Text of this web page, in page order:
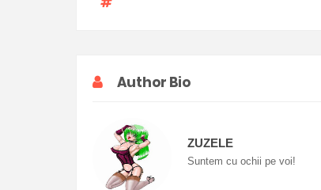
Author Bio
ZUZELE
Suntem cu ochii pe voi!